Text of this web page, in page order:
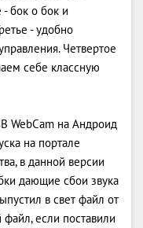
- бок о бок и
- удобно
Четвертое
себе классную
WebCam на Андроид
на портале
в данной версии
дающие сбои звука
в свет файл от
файл, если поставили